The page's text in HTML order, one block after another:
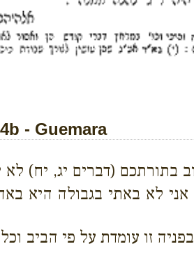
- Guemara
(דברים יג, יח) לא
לא באתי בגבולה היא באה
זו עומדת על פי הביב